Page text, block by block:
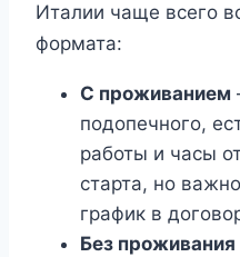
Италии чаще всего
формата:
С проживанием
подопечного,
работы и часы
старта, но
график в
Без проживания